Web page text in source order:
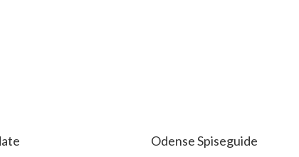
Odense Spiseguide